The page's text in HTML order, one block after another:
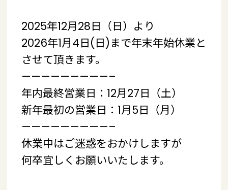
2025年12月28日（日）より
2026年1月4日(日)まで年末年始休業と
させて頂きます。
—————————–
年内最終営業日：12月27日（土）
新年最初の営業日：1月5日（月）
—————————–
休業中はご迷惑をおかけしますが
何卒宜しくお願いいたします。